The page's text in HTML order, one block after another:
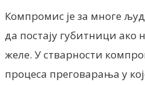
Компромис је за многе
да постају губитници ако
желе. У стварности
процеса преговарања у